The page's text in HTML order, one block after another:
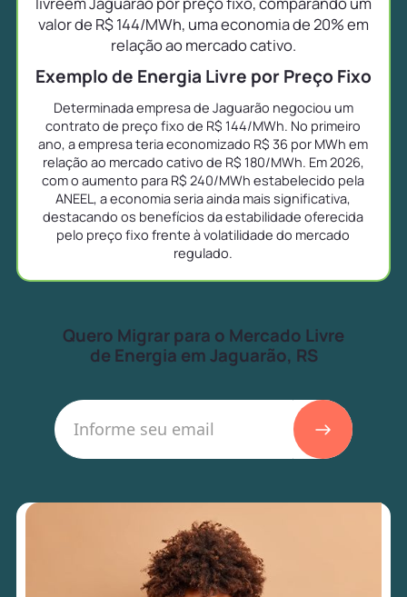
valor de R$ 144/MWh, uma economia de 20% em
relação ao mercado cativo.
Exemplo de Energia Livre por Preço Fixo
Determinada empresa de Jaguarão negociou um
contrato de preço fixo de R$ 144/MWh. No primeiro
ano, a empresa teria economizado R$ 36 por MWh em
relação ao mercado cativo de R$ 180/MWh. Em 2026,
com o aumento para R$ 240/MWh estabelecido pela
ANEEL, a economia seria ainda mais significativa,
destacando os benefícios da estabilidade oferecida
pelo preço fixo frente à volatilidade do mercado
regulado.
Quero Migrar para o Mercado Livre
de Energia em Jaguarão, RS